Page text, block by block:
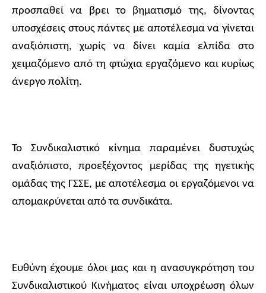
προσπαθεί να βρει το βηματισμό της, δίνοντας
υποσχέσεις στους πάντες με αποτέλεσμα να γίνεται
αναξιόπιστη, χωρίς να δίνει καμία ελπίδα στο
χειμαζόμενο από τη φτώχια εργαζόμενο και κυρίως
άνεργο πολίτη.
Το Συνδικαλιστικό κίνημα παραμένει δυστυχώς
αναξιόπιστο, προεξέχοντος μερίδας της ηγετικής
ομάδας της ΓΣΣΕ, με αποτέλεσμα οι εργαζόμενοι να
απομακρύνεται από τα συνδικάτα.
Ευθύνη έχουμε όλοι μας και η ανασυγκρότηση του
Συνδικαλιστικού Κινήματος είναι υποχρέωση όλων